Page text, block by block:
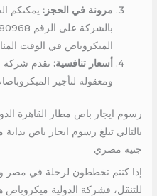
مرونة في الحجز: يمكنكم
الميكروباص في الوقت
أسعار تنافسية: تقدم شركة
ومعقولة لتأجير
رسوم ايجار باص مطار القاهرة
جنيه مصري
إذا كنتم تخططون لرحلة في مصر
للتنقل، فشركة الدولية ميكروباص